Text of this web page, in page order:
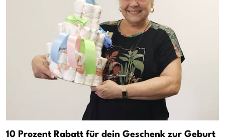
10 Prozent Rabatt für dein Geschenk zur Geburt